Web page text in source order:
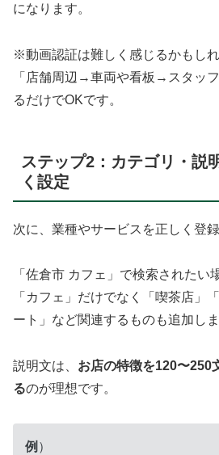
になります。
※動画認証は難しく感じるかもし
「店舗周辺→車両や看板→スタッ
るだけでOKです。
ステップ2：カテゴリ・説
く設定
次に、業種やサービスを正しく登録
「佐倉市 カフェ」で検索されたい
「カフェ」だけでなく「喫茶店」
ート」など関連するものも追加しま
説明文は、 お店の特徴を120〜250
るのが理想です。
例 ）